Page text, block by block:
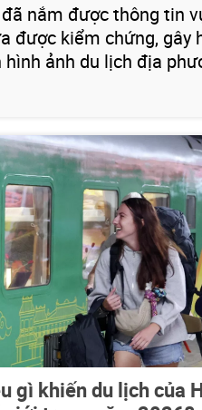
đã nắm được thông tin
được kiểm chứng, gây
hình ảnh du lịch địa
gì khiến du lịch của